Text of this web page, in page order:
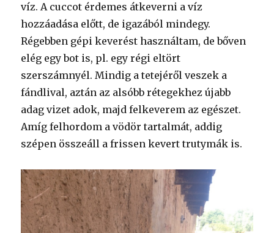
víz. A cuccot érdemes átkeverni a víz
hozzáadása előtt, de igazából mindegy.
Régebben gépi keverést használtam, de bőven
elég egy bot is, pl. egy régi eltört
szerszámnyél. Mindig a tetejéről veszek a
fándlival, aztán az alsóbb rétegekhez újabb
adag vizet adok, majd felkeverem az egészet.
Amíg felhordom a vödör tartalmát, addig
szépen összeáll a frissen kevert trutymák is.